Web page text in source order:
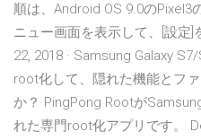
順は、Android OS 9.0のPixel3
ニュー画面を表示して、[設定
22, 2018 · Samsung Galaxy
root化して、隠れた機能とフ
か？ PingPong Rootが
れた専門root化アプリです。